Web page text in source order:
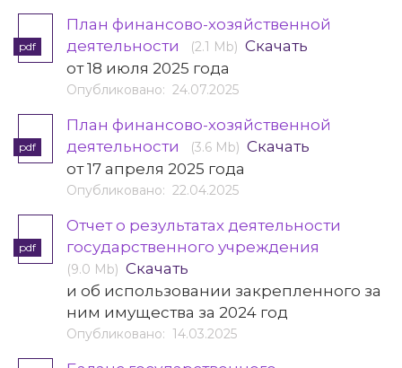
pdf
План финансово-хозяйственной
деятельности
(2.1 Mb) Скачать
от 18 июля 2025 года
Опубликовано: 24.07.2025
pdf
План финансово-хозяйственной
деятельности
(3.6 Mb) Скачать
от 17 апреля 2025 года
Опубликовано: 22.04.2025
pdf
Отчет о результатах деятельности
государственного учреждения
(9.0 Mb) Скачать
и об использовании закрепленного за
ним имущества за 2024 год
Опубликовано: 14.03.2025